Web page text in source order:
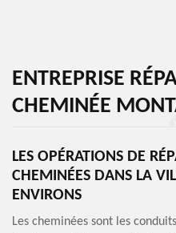
ENTREPRISE
CHEMINÉE
LES OPÉRATIONS DE
CHEMINÉES DANS LA
ENVIRONS
Les cheminées sont les